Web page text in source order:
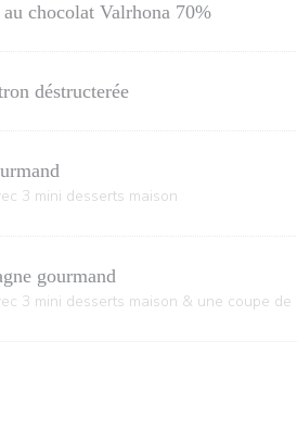
au chocolat Valrhona 70%
déstructerée
3 mini desserts maison
gourmand
3 mini desserts maison & une coupe de